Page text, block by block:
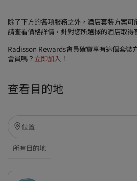
除了下方的各項服務之外，酒店套裝方案
請查看價格詳情，針對您所選擇的酒店取得
Radisson Rewards會員確實享有這個套裝
會員嗎？ 立即加入 ！
查看目的地
所有目的地